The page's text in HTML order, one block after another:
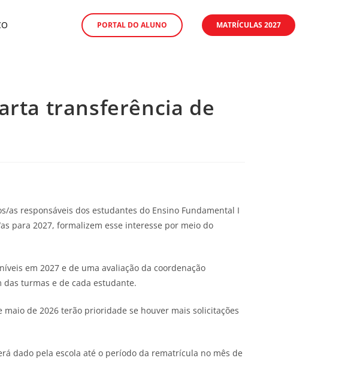
PORTAL DO ALUNO MATRÍCULAS 2027
transferência de
responsáveis dos estudantes do Ensino Fundamental I
para 2027, formalizem esse interesse por meio do
em 2027 e de uma avaliação da coordenação
das turmas e de cada estudante.
de 2026 terão prioridade se houver mais solicitações
dado pela escola até o período da rematrícula no mês de